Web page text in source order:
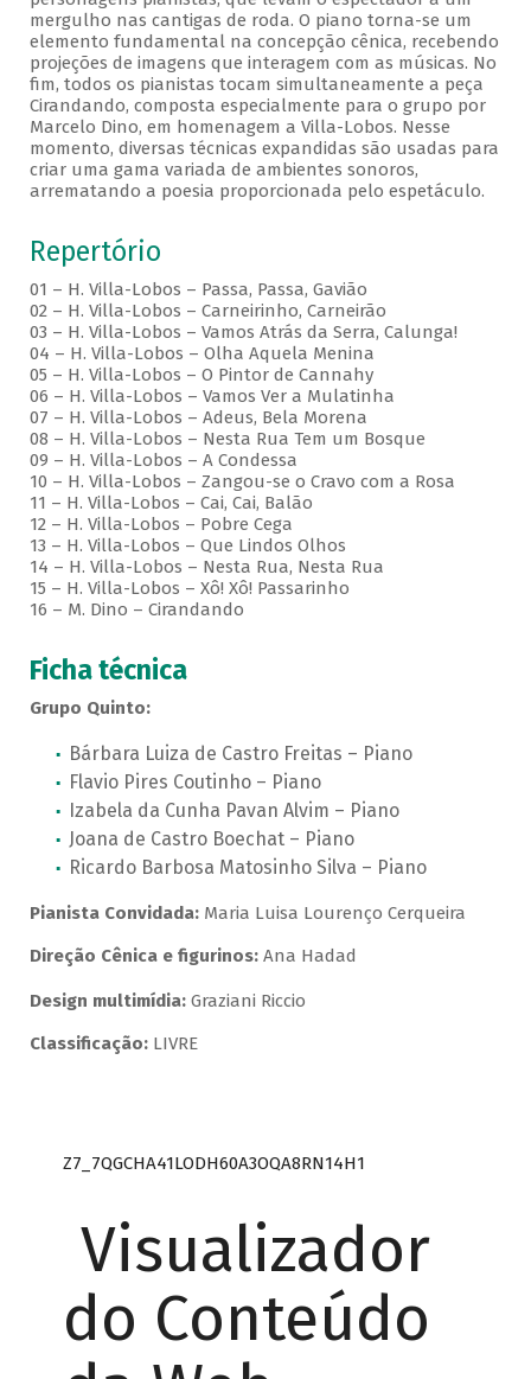
mergulho nas cantigas de roda. O piano torna-se um
elemento fundamental na concepção cênica, recebendo
projeções de imagens que interagem com as músicas. No
fim, todos os pianistas tocam simultaneamente a peça
Cirandando, composta especialmente para o grupo por
Marcelo Dino, em homenagem a Villa-Lobos. Nesse
momento, diversas técnicas expandidas são usadas para
criar uma gama variada de ambientes sonoros,
arrematando a poesia proporcionada pelo espetáculo.
Repertório
01 – H. Villa-Lobos – Passa, Passa, Gavião
02 – H. Villa-Lobos – Carneirinho, Carneirão
03 – H. Villa-Lobos – Vamos Atrás da Serra, Calunga!
04 – H. Villa-Lobos – Olha Aquela Menina
05 – H. Villa-Lobos – O Pintor de Cannahy
06 – H. Villa-Lobos – Vamos Ver a Mulatinha
07 – H. Villa-Lobos – Adeus, Bela Morena
08 – H. Villa-Lobos – Nesta Rua Tem um Bosque
09 – H. Villa-Lobos – A Condessa
10 – H. Villa-Lobos – Zangou-se o Cravo com a Rosa
11 – H. Villa-Lobos – Cai, Cai, Balão
12 – H. Villa-Lobos – Pobre Cega
13 – H. Villa-Lobos – Que Lindos Olhos
14 – H. Villa-Lobos – Nesta Rua, Nesta Rua
15 – H. Villa-Lobos – Xô! Xô! Passarinho
16 – M. Dino – Cirandando
Ficha técnica
Grupo Quinto:
Bárbara Luiza de Castro Freitas – Piano
Flavio Pires Coutinho – Piano
Izabela da Cunha Pavan Alvim – Piano
Joana de Castro Boechat – Piano
Ricardo Barbosa Matosinho Silva – Piano
Pianista Convidada: Maria Luisa Lourenço Cerqueira
Direção Cênica e figurinos:Ana Hadad
Design multimídia:Graziani Riccio
Classificação:LIVRE
Z7_7QGCHA41LODH60A3OQA8RN14H1
Visualizador
do Conteúdo